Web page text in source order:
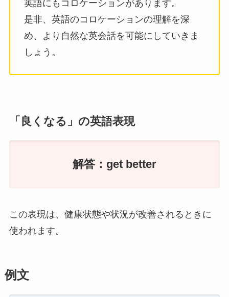
英語にもコロケーションがあります。
是非、英語のコロケーションの理解を深
め、より自然な英会話を可能にしていきま
しょう。
「良くなる」の英語表現
解答：get better
この表現は、健康状態や状況が改善されるときに
使われます。
例文